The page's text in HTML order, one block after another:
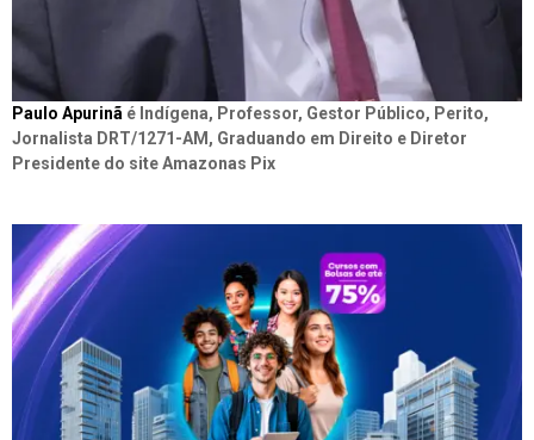
Paulo Apurinã é Indígena, Professor, Gestor Público, Perito,
Jornalista DRT/1271-AM, Graduando em Direito e Diretor
Presidente do site Amazonas Pix